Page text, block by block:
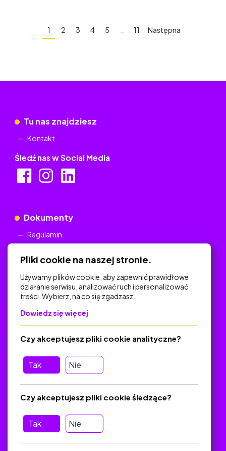
1 2 3 4 5 11 Następna
Tu nas znajdziesz
Kontakt
Śledź nas w Social Media
Dokumenty
Regulamin
Na skróty
Polityka Prywatności
O platformie
Baza materiałów dydaktycznych
Jak zostać autorem
Pliki cookie na naszej stronie.
Używamy plików cookie, aby zapewnić prawidłowe
działanie serwisu, analizować ruch i personalizować
treści. Wybierz, na co się zgadzasz.
Dowiedz się więcej
Tak Nie
Czy akceptujesz pliki cookie analityczne?
Tak Nie
Czy akceptujesz pliki cookie śledzące?